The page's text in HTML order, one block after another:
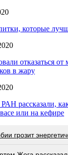
которые
отказаться
в жару
рассказали,
или на кефире
грозит